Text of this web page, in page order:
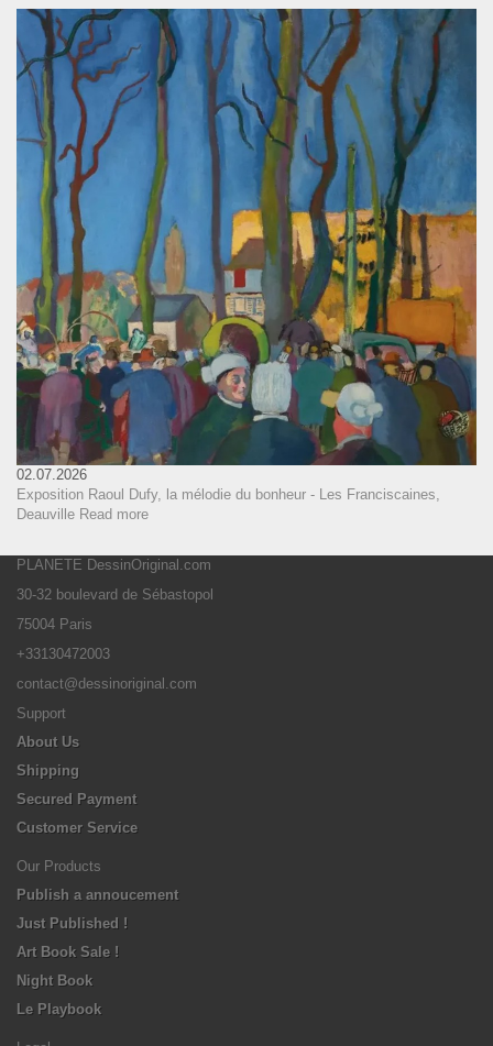
02.07.2026
Exposition Raoul Dufy, la mélodie du bonheur - Les Franciscaines,
Deauville Read more
PLANETE DessinOriginal.com
30-32 boulevard de Sébastopol
75004 Paris
+33130472003
contact@dessinoriginal.com
Support
About Us
Shipping
Secured Payment
Customer Service
Our Products
Publish a annoucement
Just Published !
Art Book Sale !
Night Book
Le Playbook